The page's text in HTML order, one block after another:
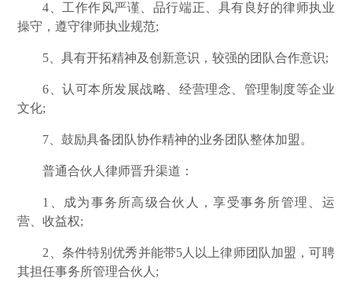
4、工作作风严谨、品行端正、具有良好的律师执业
操守，遵守律师执业规范;
5、具有开拓精神及创新意识，较强的团队合作意识;
6、认可本所发展战略、经营理念、管理制度等企业
文化;
7、鼓励具备团队协作精神的业务团队整体加盟。
普通合伙人律师晋升渠道：
1、成为事务所高级合伙人，享受事务所管理、运
营、收益权;
2、条件特别优秀并能带5人以上律师团队加盟，可聘
其担任事务所管理合伙人;